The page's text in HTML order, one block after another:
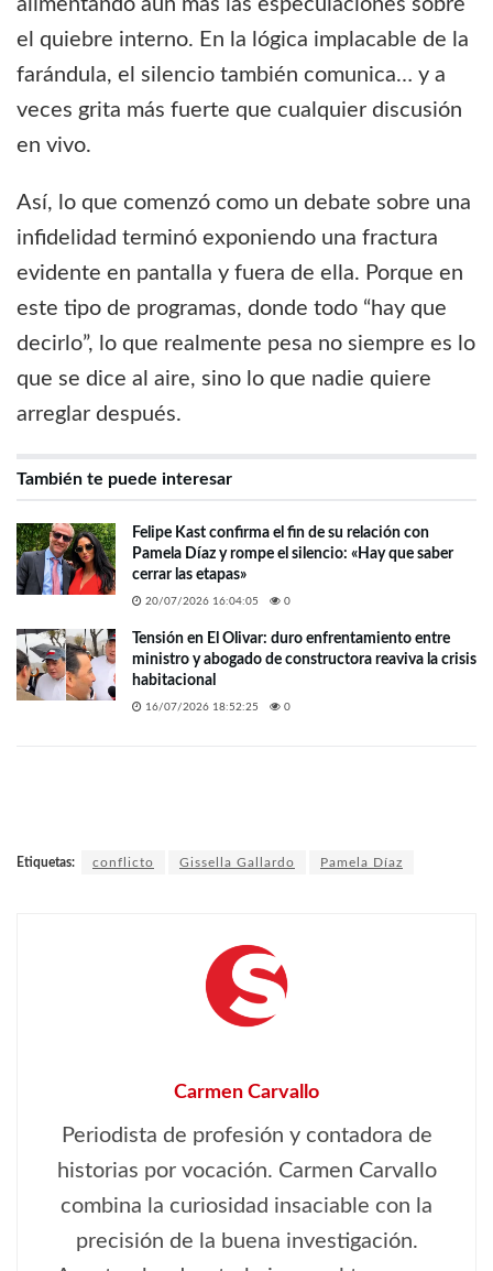
alimentando aún más las especulaciones sobre
el quiebre interno. En la lógica implacable de la
farándula, el silencio también comunica… y a
veces grita más fuerte que cualquier discusión
en vivo.
Así, lo que comenzó como un debate sobre una
infidelidad terminó exponiendo una fractura
evidente en pantalla y fuera de ella. Porque en
este tipo de programas, donde todo “hay que
decirlo”, lo que realmente pesa no siempre es lo
que se dice al aire, sino lo que nadie quiere
arreglar después.
También te puede interesar
Felipe Kast confirma el fin de su relación con
Pamela Díaz y rompe el silencio: «Hay que saber
cerrar las etapas»
20/07/2026 16:04:05 0
Tensión en El Olivar: duro enfrentamiento entre
ministro y abogado de constructora reaviva la crisis
habitacional
16/07/2026 18:52:25 0
Etiquetas: conflicto Gissella Gallardo Pamela Díaz
Carmen Carvallo
Periodista de profesión y contadora de
historias por vocación. Carmen Carvallo
combina la curiosidad insaciable con la
precisión de la buena investigación.